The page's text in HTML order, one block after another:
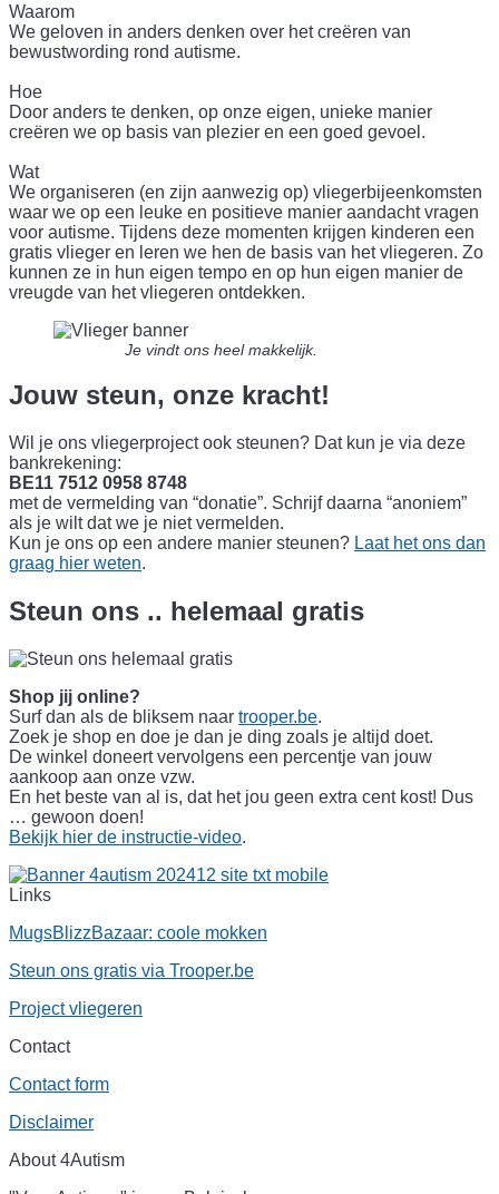
Waarom
We geloven in anders denken over het creëren van
bewustwording rond autisme.
Hoe
Door anders te denken, op onze eigen, unieke manier
creëren we op basis van plezier en een goed gevoel.
Wat
We organiseren (en zijn aanwezig op) vliegerbijeenkomsten
waar we op een leuke en positieve manier aandacht vragen
voor autisme. Tijdens deze momenten krijgen kinderen een
gratis vlieger en leren we hen de basis van het vliegeren. Zo
kunnen ze in hun eigen tempo en op hun eigen manier de
vreugde van het vliegeren ontdekken.
Je vindt ons heel makkelijk.
Jouw steun, onze kracht!
Wil je ons vliegerproject ook steunen? Dat kun je via deze
bankrekening:
BE11 7512 0958 8748
met de vermelding van “donatie”. Schrijf daarna “anoniem”
als je wilt dat we je niet vermelden.
Kun je ons op een andere manier steunen? Laat het ons dan
graag hier weten.
Steun ons .. helemaal gratis
Shop jij online?
Surf dan als de bliksem naar trooper.be.
Zoek je shop en doe je dan je ding zoals je altijd doet.
De winkel doneert vervolgens een percentje van jouw
aankoop aan onze vzw.
En het beste van al is, dat het jou geen extra cent kost! Dus
… gewoon doen!
Bekijk hier de instructie-video.
Links
MugsBlizzBazaar: coole mokken
Steun ons gratis via Trooper.be
Project vliegeren
Contact
Contact form
Disclaimer
About 4Autism